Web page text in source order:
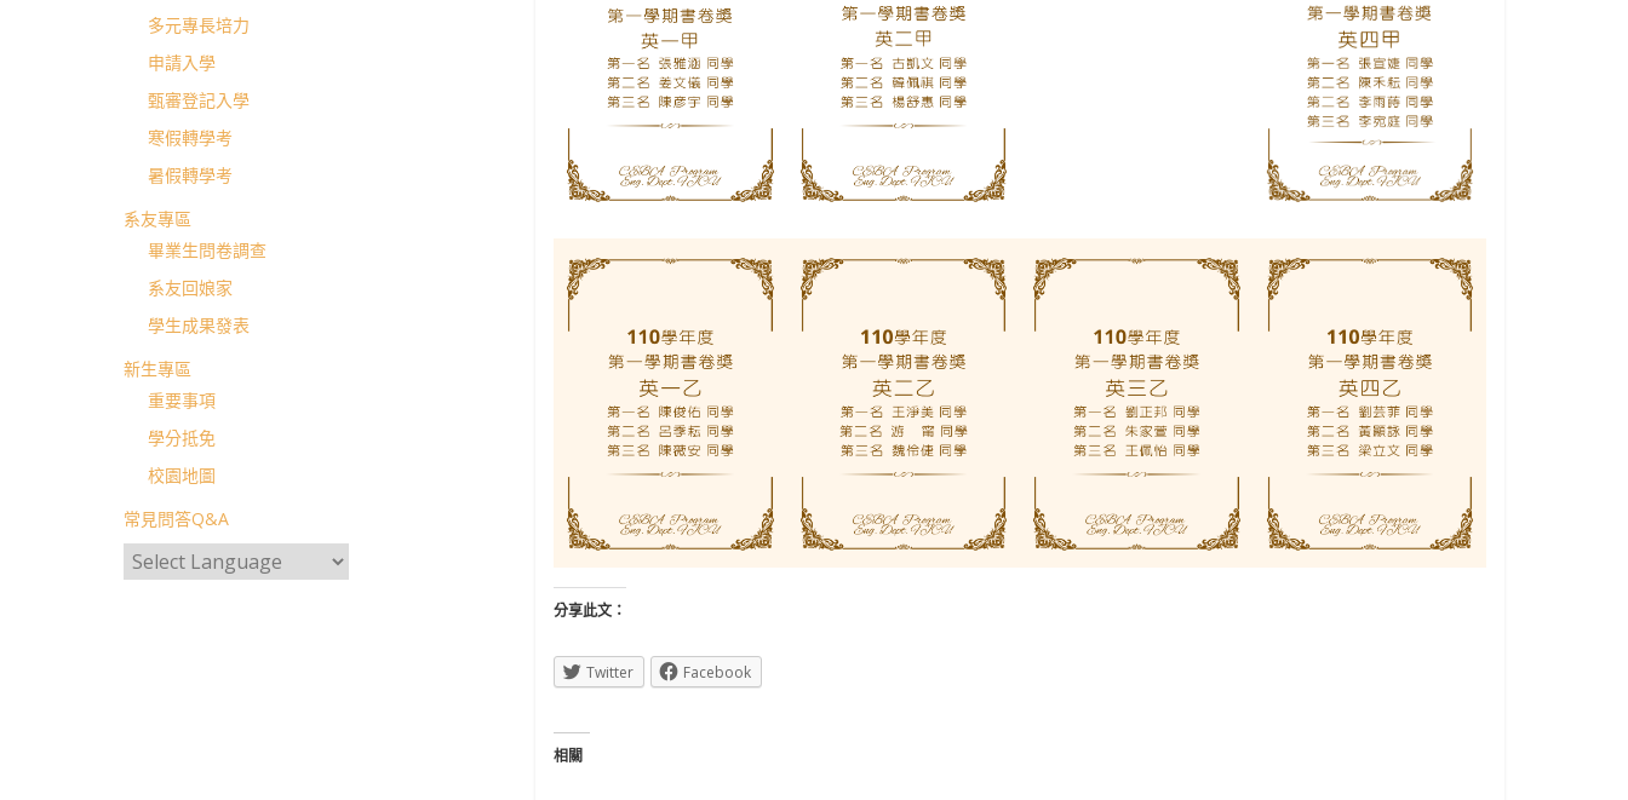
分享此文：
Twitter Facebook
相關
多元專長培力
申請入學
甄審登記入學
寒假轉學考
暑假轉學考
系友專區
畢業生問卷調查
系友回娘家
學生成果發表
新生專區
重要事項
學分抵免
校園地圖
常見問答Q&A